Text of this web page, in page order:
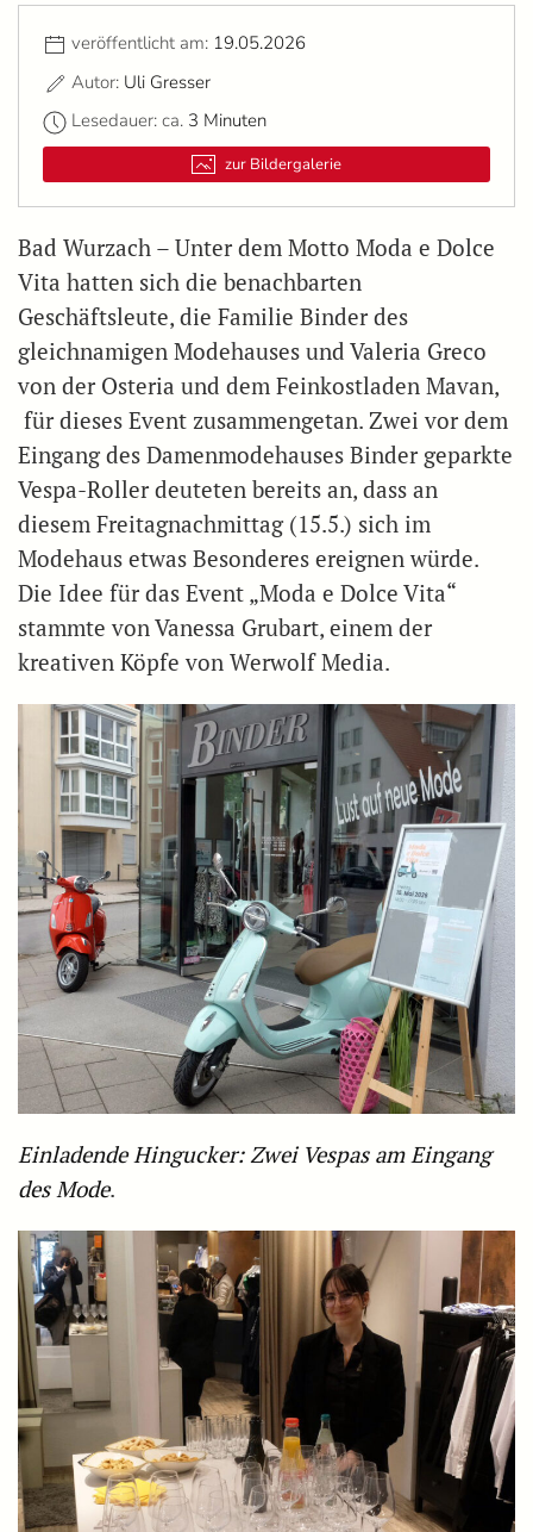
veröffentlicht am: 19.05.2026
Autor: Uli Gresser
Lesedauer: ca. 3 Minuten
zur Bildergalerie
Bad Wurzach – Unter dem Motto Moda e Dolce
Vita hatten sich die benachbarten
Geschäftsleute, die Familie Binder des
gleichnamigen Modehauses und Valeria Greco
von der Osteria und dem Feinkostladen Mavan,
für dieses Event zusammengetan. Zwei vor dem
Eingang des Damenmodehauses Binder geparkte
Vespa-Roller deuteten bereits an, dass an
diesem Freitagnachmittag (15.5.) sich im
Modehaus etwas Besonderes ereignen würde.
Die Idee für das Event „Moda e Dolce Vita“
stammte von Vanessa Grubart, einem der
kreativen Köpfe von Werwolf Media.
Einladende Hingucker: Zwei Vespas am Eingang
des Mode.